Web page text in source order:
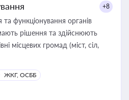
+8
та функціонування органів
рішення та здійснюють
місцевих громад (міст, сіл,
ЖКГ, ОСББ